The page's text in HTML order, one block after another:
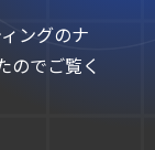
ングのナ
のでご覧く